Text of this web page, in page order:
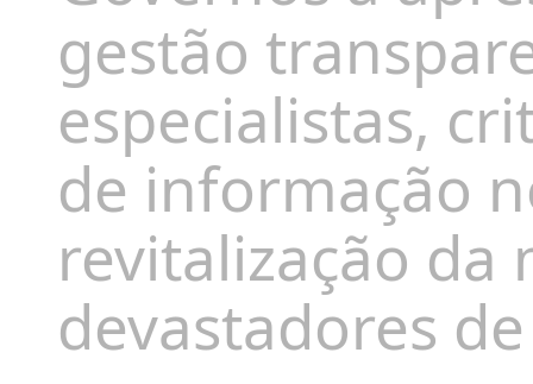
gestão
especialistas,
de informação
revitalização da
devastadores